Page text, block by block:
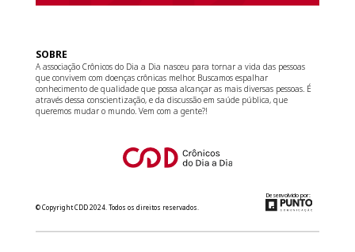
SOBRE
A associação Crônicos do Dia a Dia nasceu para tornar a vida das pessoas
que convivem com doenças crônicas melhor. Buscamos espalhar
conhecimento de qualidade que possa alcançar as mais diversas pessoas. É
através dessa conscientização, e da discussão em saúde pública, que
queremos mudar o mundo. Vem com a gente?!
© Copyright CDD 2024. Todos os direitos reservados.
Desenvolvido por: